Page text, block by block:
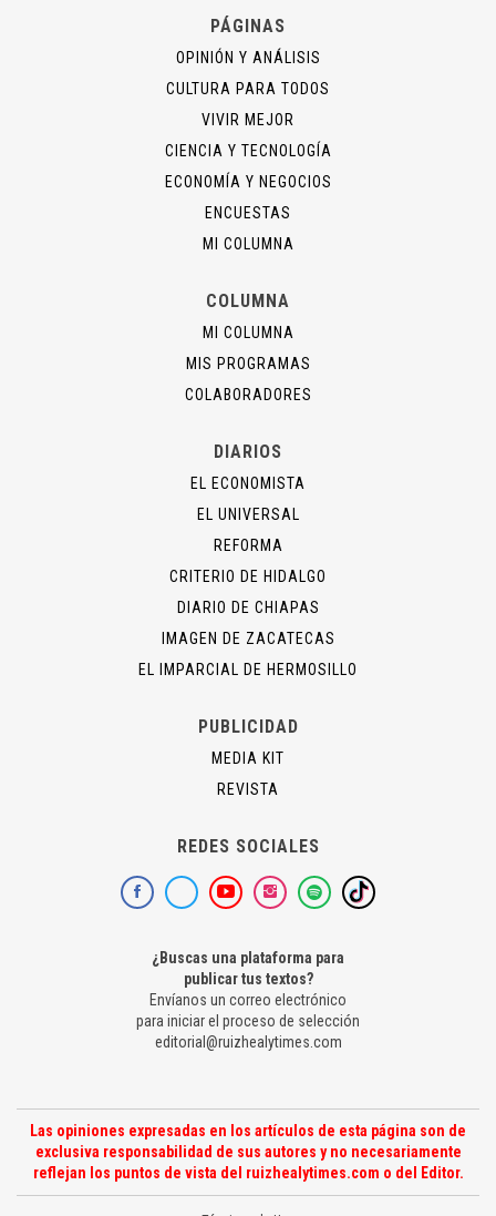
PÁGINAS
OPINIÓN Y ANÁLISIS
CULTURA PARA TODOS
VIVIR MEJOR
CIENCIA Y TECNOLOGÍA
ECONOMÍA Y NEGOCIOS
ENCUESTAS
MI COLUMNA
COLUMNA
MI COLUMNA
MIS PROGRAMAS
COLABORADORES
DIARIOS
EL ECONOMISTA
EL UNIVERSAL
REFORMA
CRITERIO DE HIDALGO
DIARIO DE CHIAPAS
IMAGEN DE ZACATECAS
EL IMPARCIAL DE HERMOSILLO
PUBLICIDAD
MEDIA KIT
REVISTA
REDES SOCIALES
¿Buscas una plataforma para
publicar tus textos?
Envíanos un correo electrónico
para iniciar el proceso de selección
editorial@ruizhealytimes.com
Las opiniones expresadas en los artículos de esta página son de
exclusiva responsabilidad de sus autores y no necesariamente
reflejan los puntos de vista del ruizhealytimes.com o del Editor.